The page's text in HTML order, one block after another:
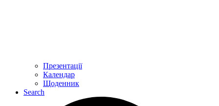
Презентації
Календар
Щоденник
Search